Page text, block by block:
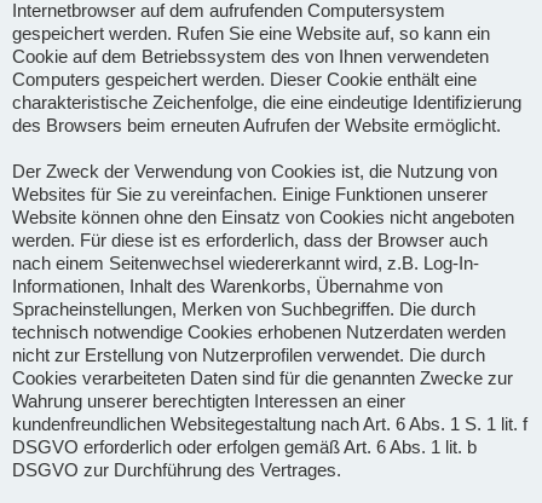
Internetbrowser auf dem aufrufenden Computersystem
gespeichert werden. Rufen Sie eine Website auf, so kann ein
Cookie auf dem Betriebssystem des von Ihnen verwendeten
Computers gespeichert werden. Dieser Cookie enthält eine
charakteristische Zeichenfolge, die eine eindeutige Identifizierung
des Browsers beim erneuten Aufrufen der Website ermöglicht.
Der Zweck der Verwendung von Cookies ist, die Nutzung von
Websites für Sie zu vereinfachen. Einige Funktionen unserer
Website können ohne den Einsatz von Cookies nicht angeboten
werden. Für diese ist es erforderlich, dass der Browser auch
nach einem Seitenwechsel wiedererkannt wird, z.B. Log-In-
Informationen, Inhalt des Warenkorbs, Übernahme von
Spracheinstellungen, Merken von Suchbegriffen. Die durch
technisch notwendige Cookies erhobenen Nutzerdaten werden
nicht zur Erstellung von Nutzerprofilen verwendet. Die durch
Cookies verarbeiteten Daten sind für die genannten Zwecke zur
Wahrung unserer berechtigten Interessen an einer
kundenfreundlichen Websitegestaltung nach Art. 6 Abs. 1 S. 1 lit. f
DSGVO erforderlich oder erfolgen gemäß Art. 6 Abs. 1 lit. b
DSGVO zur Durchführung des Vertrages.